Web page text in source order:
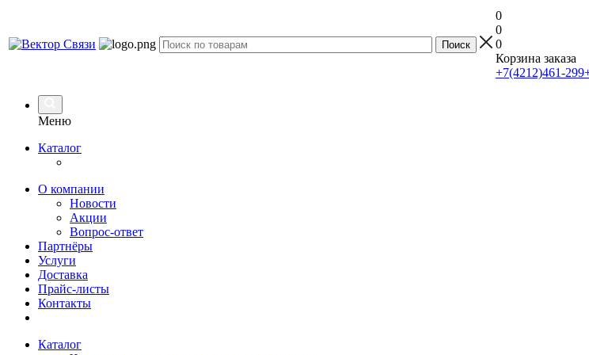
0
0
0
Корзина заказа
+7(4212)461-299
Меню
Каталог
О компании
Новости
Акции
Вопрос-ответ
Партнёры
Услуги
Доставка
Прайс-листы
Контакты
Каталог